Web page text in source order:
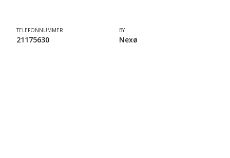
TELEFONNUMMER
21175630
BY
Nexø